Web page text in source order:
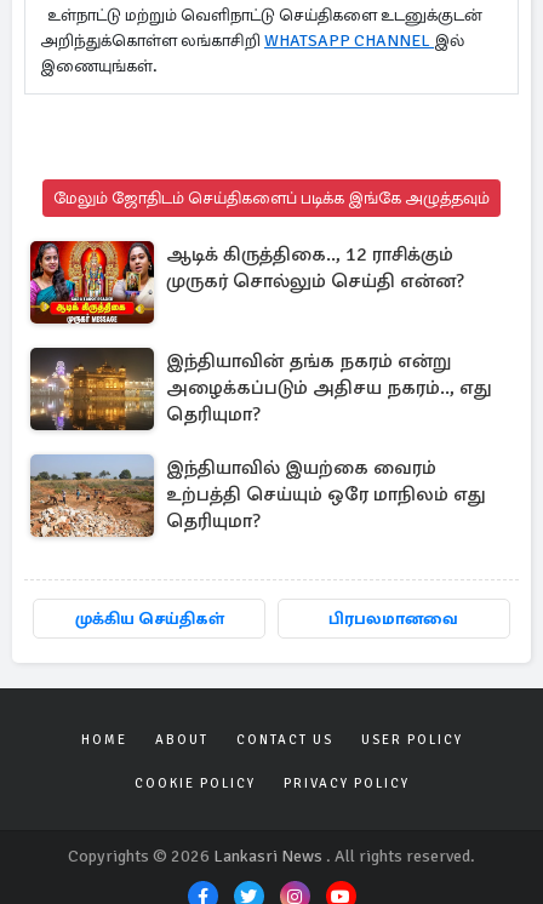
உள்நாட்டு மற்றும் வெளிநாட்டு செய்திகளை உடனுக்குடன்
அறிந்துக்கொள்ள லங்காசிறி WHATSAPP CHANNEL இல்
இணையுங்கள்.
மேலும் ஜோதிடம் செய்திகளைப் படிக்க இங்கே அழுத்தவும்
ஆடிக் கிருத்திகை.., 12 ராசிக்கும்
முருகர் சொல்லும் செய்தி என்ன?
இந்தியாவின் தங்க நகரம் என்று
அழைக்கப்படும் அதிசய நகரம்.., எது
தெரியுமா?
இந்தியாவில் இயற்கை வைரம்
உற்பத்தி செய்யும் ஒரே மாநிலம் எது
தெரியுமா?
முக்கிய செய்திகள் பிரபலமானவை
HOME ABOUT CONTACT US USER POLICY
COOKIE POLICY PRIVACY POLICY
Copyrights © 2026 Lankasri News . All rights reserved.